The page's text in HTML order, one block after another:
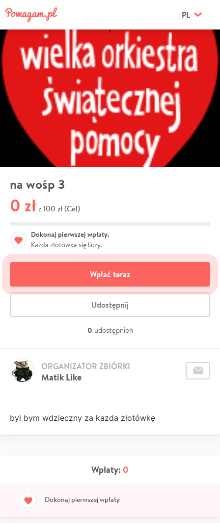
PL
na wośp 3
0 zł z 100 zł (Cel)
Dokonaj pierwszej wpłaty.
Każda złotówka się liczy.
Wpłać teraz
Udostępnij
0 udostępnień
Matik Like
ORGANIZATOR ZBIÓRKI
byl bym wdzieczny za kazda złotówkę
Wpłaty: 0
Dokonaj pierwszej wpłaty